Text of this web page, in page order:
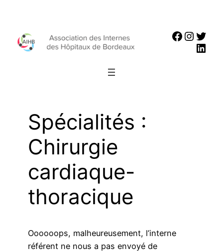
contenu
Spécialités :
Chirurgie
cardiaque-
thoracique
Oooooops, malheureusement, l’interne
référent ne nous a pas envoyé de